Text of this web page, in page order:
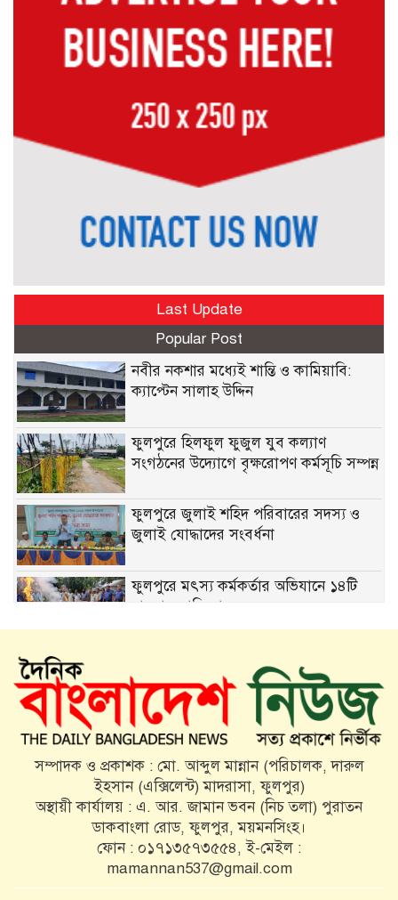
Last Update
Popular Post
নবীর নকশার মধ্যেই শান্তি ও কামিয়াবি:
ক্যাপ্টেন সালাহ উদ্দিন
ফুলপুরে হিলফুল ফুজুল যুব কল্যাণ
সংগঠনের উদ্যোগে বৃক্ষরোপণ কর্মসূচি সম্পন্ন
ফুলপুরে জুলাই শহিদ পরিবারের সদস্য ও
জুলাই যোদ্ধাদের সংবর্ধনা
ফুলপুরে মৎস্য কর্মকর্তার অভিযানে ১৪টি
চায়না দুয়ারি জাল জব্দ
পৌরসভা
সরকারকে এই আবেদন আমরা জানাই,
হিজবুত তাওহীদমুক্ত বাংলাদেশটা চাই
ফুলপুরে সাবেক উপজেলা চেয়ারম্যান মরহুম
আব্দুল মতিন মতি’র ১৬তম মৃত্যুবার্ষিকী
পালিত
মতি ভাইকে মনে পড়ে: একজন মানুষের
অকুণ্ঠ সমর্থন আজও প্রেরণা
সম্পাদক ও প্রকাশক : মো. আব্দুল মান্নান (পরিচালক, দারুল
ইহসান (এক্সিলেন্ট) মাদরাসা, ফুলপুর)
অস্থায়ী কার্যালয় : এ. আর. জামান ভবন (নিচ তলা) পুরাতন
ডাকবাংলা রোড, ফুলপুর, ময়মনসিংহ।
ফোন : ০১৭১৩৫৭৩৫৫৪, ই-মেইল :
mamannan537@gmail.com